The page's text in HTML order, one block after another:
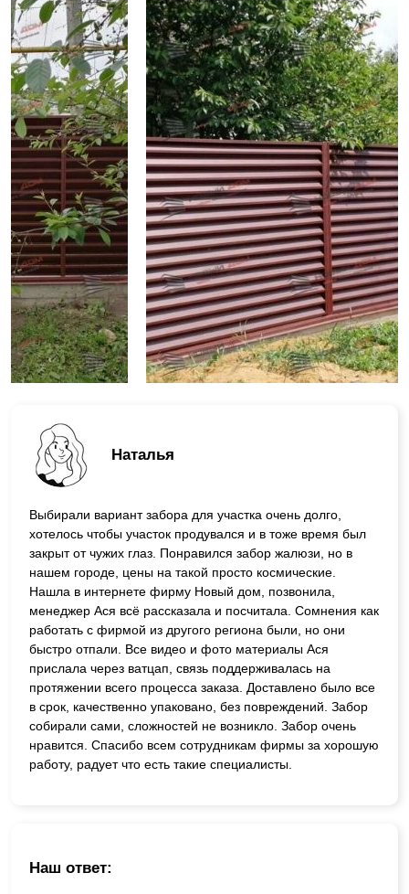
Наталья
Выбирали вариант забора для участка очень долго,
хотелось чтобы участок продувался и в тоже время был
закрыт от чужих глаз. Понравился забор жалюзи, но в
нашем городе, цены на такой просто космические.
Нашла в интернете фирму Новый дом, позвонила,
менеджер Ася всё рассказала и посчитала. Сомнения как
работать с фирмой из другого региона были, но они
быстро отпали. Все видео и фото материалы Ася
прислала через ватцап, связь поддерживалась на
протяжении всего процесса заказа. Доставлено было все
в срок, качественно упаковано, без повреждений. Забор
собирали сами, сложностей не возникло. Забор очень
нравится. Спасибо всем сотрудникам фирмы за хорошую
работу, радует что есть такие специалисты.
Наш ответ: